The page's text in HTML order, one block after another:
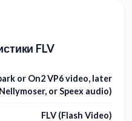
FLV
or On2 VP6 video, later
or Speex audio)
FLV (Flash Video)